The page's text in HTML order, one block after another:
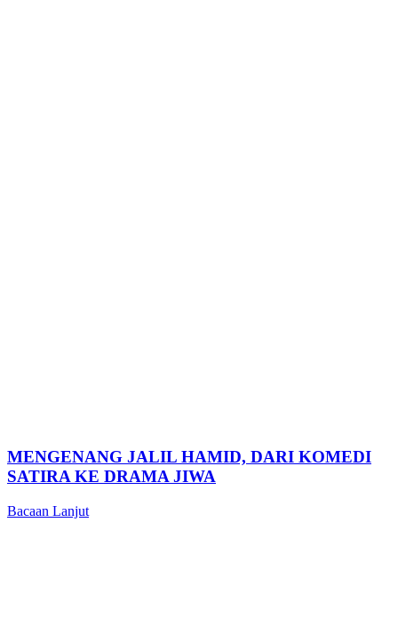
MENGENANG JALIL HAMID, DARI KOMEDI
SATIRA KE DRAMA JIWA
Bacaan Lanjut